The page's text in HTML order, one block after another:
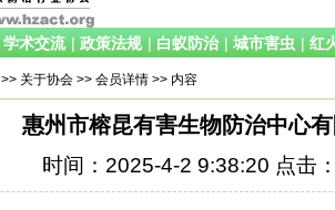
学术交流 | 政策法规 | 白蚁防治 | 城市害虫 | 红
>> 关于协会 >> 会员详情 >> 内容
惠州市榕昆有害生物防治中心
时间：2025-4-2 9:38:20 点击